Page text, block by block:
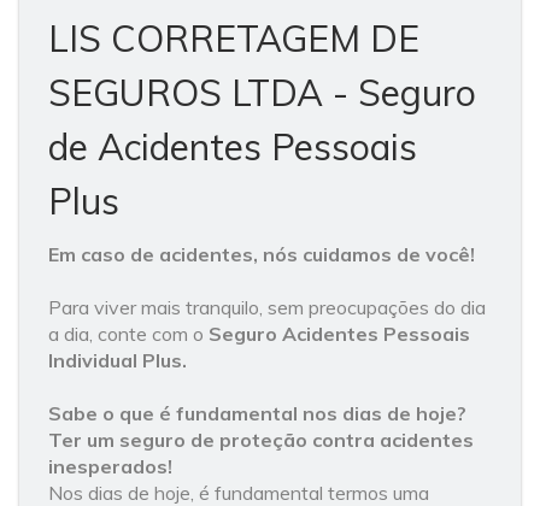
LIS CORRETAGEM DE
SEGUROS LTDA - Seguro
de Acidentes Pessoais
Plus
Em caso de acidentes, nós cuidamos de você!
Para viver mais tranquilo, sem preocupações do dia
a dia, conte com o Seguro Acidentes Pessoais
Individual Plus.
Sabe o que é fundamental nos dias de hoje?
Ter um seguro de proteção contra acidentes
inesperados!
Nos dias de hoje, é fundamental termos uma